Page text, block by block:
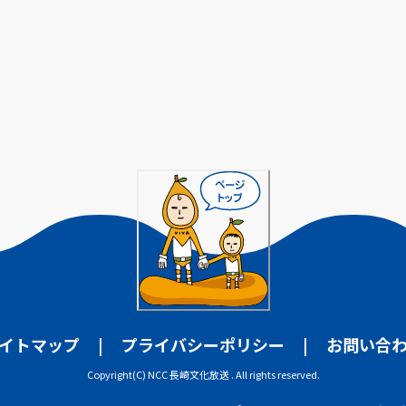
トマップ プライバシーポリシー お問い合
Copyright(C) NCC 長崎文化放送 . All rights reserved.